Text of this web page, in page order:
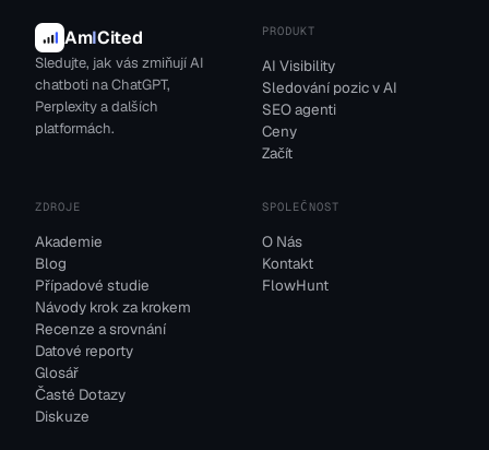
AmICited
Sledujte, jak vás zmiňují AI
chatboti na ChatGPT,
Perplexity a dalších
platformách.
PRODUKT
AI Visibility
Sledování pozic v AI
SEO agenti
Ceny
Začít
ZDROJE
Akademie
Blog
Případové studie
Návody krok za krokem
Recenze a srovnání
Datové reporty
Glosář
Časté Dotazy
Diskuze
SPOLEČNOST
O Nás
Kontakt
FlowHunt